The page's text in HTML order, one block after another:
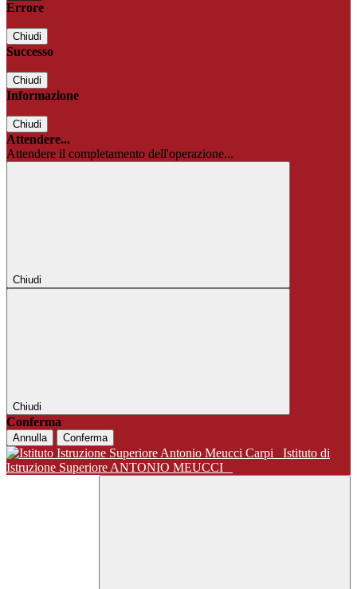
Errore
Chiudi
Successo
Chiudi
Informazione
Chiudi
Attendere...
Attendere il completamento dell'operazione...
Chiudi
Chiudi
Conferma
Annulla Conferma
Istituto di
Istruzione Superiore ANTONIO MEUCCI